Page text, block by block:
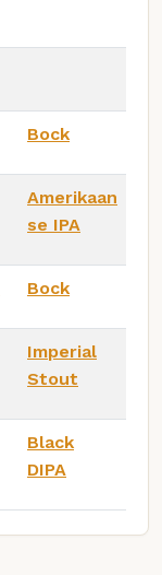
Bock
Amerikaan
se IPA
Bock
Imperial
Stout
Black
DIPA